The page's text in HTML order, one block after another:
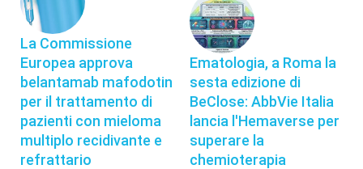
La Commissione
Europea approva
belantamab mafodotin
per il trattamento di
pazienti con mieloma
multiplo recidivante e
refrattario
Ematologia, a Roma la
sesta edizione di
BeClose: AbbVie Italia
lancia l'Hemaverse per
superare la
chemioterapia